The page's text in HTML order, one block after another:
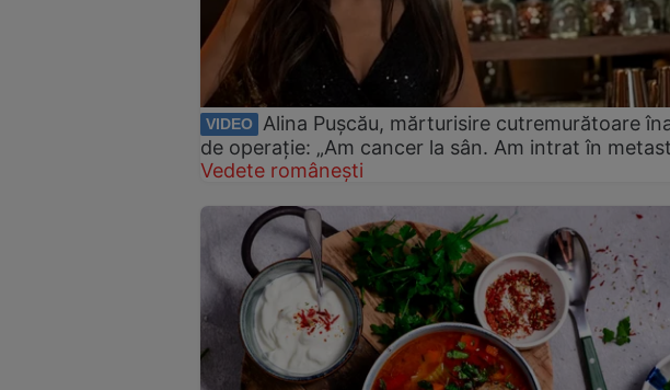
VIDEO
Alina Pușcău, mărturisire cutremurătoare
de operație: „Am cancer la sân. Am intrat în
Vedete românești